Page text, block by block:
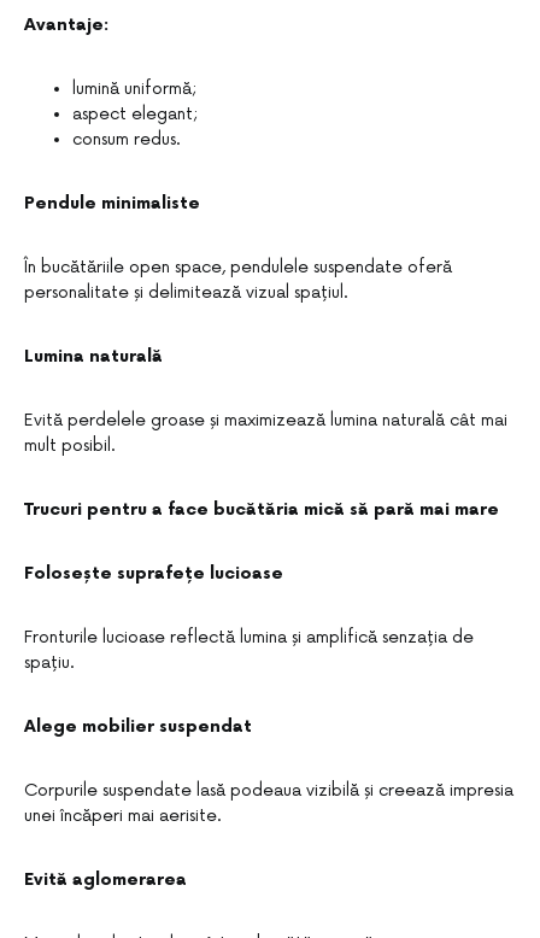
Avantaje:
lumină uniformă;
aspect elegant;
consum redus.
Pendule minimaliste
În bucătăriile open space, pendulele suspendate oferă
personalitate și delimitează vizual spațiul.
Lumina naturală
Evită perdelele groase și maximizează lumina naturală cât mai
mult posibil.
Trucuri pentru a face bucătăria mică să pară mai mare
Folosește suprafețe lucioase
Fronturile lucioase reflectă lumina și amplifică senzația de
spațiu.
Alege mobilier suspendat
Corpurile suspendate lasă podeaua vizibilă și creează impresia
unei încăperi mai aerisite.
Evită aglomerarea